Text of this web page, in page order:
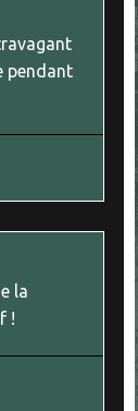
pendant
la
!